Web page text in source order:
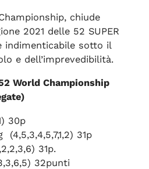
chiude
2021 delle 52 SUPER
indimenticabile sotto il
e dell’imprevedibilità.
World Championship
30p
(4,5,3,4,5,7,1,2) 31p
31p.
32punti